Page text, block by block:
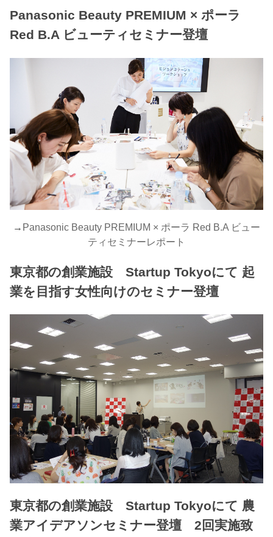
Panasonic Beauty PREMIUM × ポーラ
Red B.A ビューティセミナー登壇
→ Panasonic Beauty PREMIUM × ポーラ Red B.A ビュー
ティセミナーレポート
東京都の創業施設 Startup Tokyoにて 起
業を目指す女性向けのセミナー登壇
東京都の創業施設 Startup Tokyoにて 農
業アイデアソンセミナー登壇 2回実施致